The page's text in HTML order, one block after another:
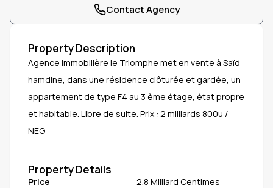
Contact Agency
Property Description
Agence immobilière le Triomphe met en vente à Saïd
hamdine, dans une résidence clôturée et gardée, un
appartement de type F4 au 3 ème étage, état propre
et habitable. Libre de suite. Prix : 2 milliards 800u /
NEG
Property Details
Price 2.8 Milliard Centimes